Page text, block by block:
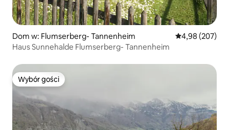
Dom w: Flumserberg- Tannenheim Średnia
4,98 (207)
Haus Sunnehalde Flumserberg- Tannenheim
Wybór gości
Wybór gości